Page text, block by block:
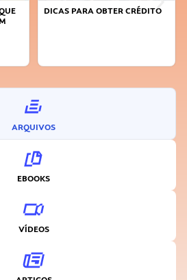
DICAS PARA OBTER CRÉDITO
ARQUIVOS
EBOOKS
VÍDEOS